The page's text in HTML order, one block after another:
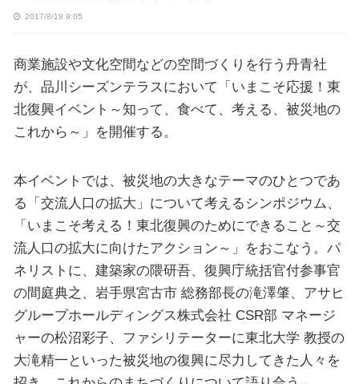
2017/8/18 9:05
商業施設や文化空間などの空間づくりを行う丹青社
が、品川シーズンテラスにおいて「いまこそ応援！東
北復興イベント～知って、食べて、考える、被災地の
これから～」を開催する。
本イベントでは、被災地の大きなテーマのひとつであ
る「交流人口の拡大」について考えるシンポジウム、
「いまこそ考える！東北復興のためにできること～交
流人口の拡大に向けたアクション～」をおこなう。パ
ネリストに、建築家の隈研吾、復興庁統括官付参事官
の間庭典之、岩手県宮古市 総務部長の滝澤肇、アサヒ
グループホールディングス株式会社 CSR部 マネージ
ャーの松沼彩子、ファシリテーターに東北大学 教授の
大滝精一といった被災地の復興に尽力してきた人々を